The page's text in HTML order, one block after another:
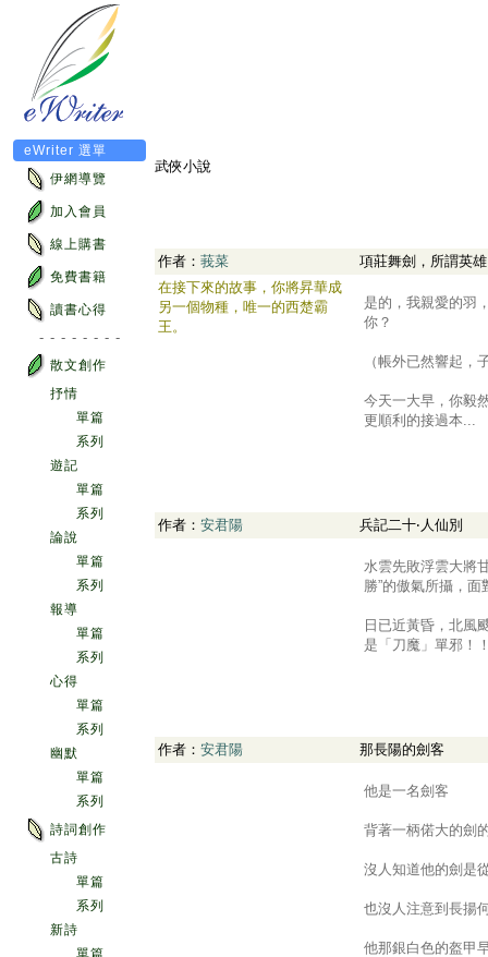
eWriter 選單
伊網導覽
加入會員
線上購書
免費書籍
讀書心得
- - - - - - - -
散文創作
抒情
單篇
系列
遊記
單篇
系列
論說
單篇
系列
報導
單篇
系列
心得
單篇
系列
幽默
單篇
系列
詩詞創作
古詩
單篇
系列
新詩
單篇
武俠小說
作者： 莪菜
項莊舞劍，所謂英雄
在接下來的故事，你將昇華成
另一個物種，唯一的西楚霸
王。
是的，我親愛的羽
你？
（帳外已然響起，
今天一大早，你毅
更順利的接過本...
作者： 安君陽 兵記二十‧人仙別
水雲先敗浮雲大將
勝”的傲氣所攝，
日已近黃昏，北風
是「刀魔」單邪！
作者： 安君陽 那長陽的劍客
他是一名劍客
背著一柄偌大的劍
沒人知道他的劍是
也沒人注意到長揚
他那銀白色的盔甲